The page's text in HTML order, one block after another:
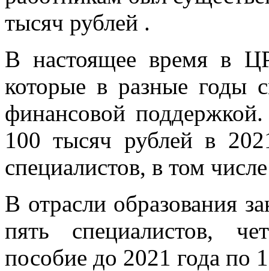
тысяч рублей .
В настоящее время в
которые в разные годы
финансовой
100 тысяч рублей в
специалистов, в том
В отрасли образования
пять специалистов,
пособие до 2021 года по